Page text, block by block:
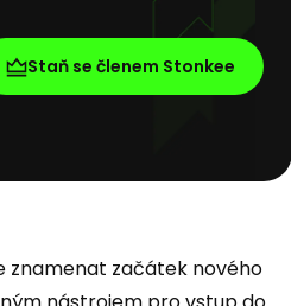
Staň se členem Stonkee
znamenat začátek nového